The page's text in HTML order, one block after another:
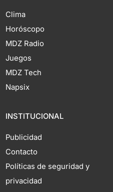
Clima
Horóscopo
MDZ Radio
Juegos
MDZ Tech
Napsix
INSTITUCIONAL
Publicidad
Contacto
Políticas de seguridad y
privacidad